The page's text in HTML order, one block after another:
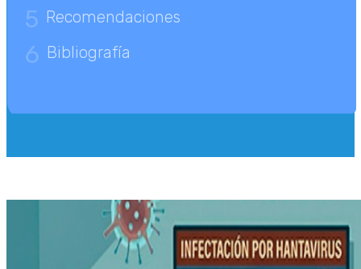
5 Recomendaciones
6 Bibliografía